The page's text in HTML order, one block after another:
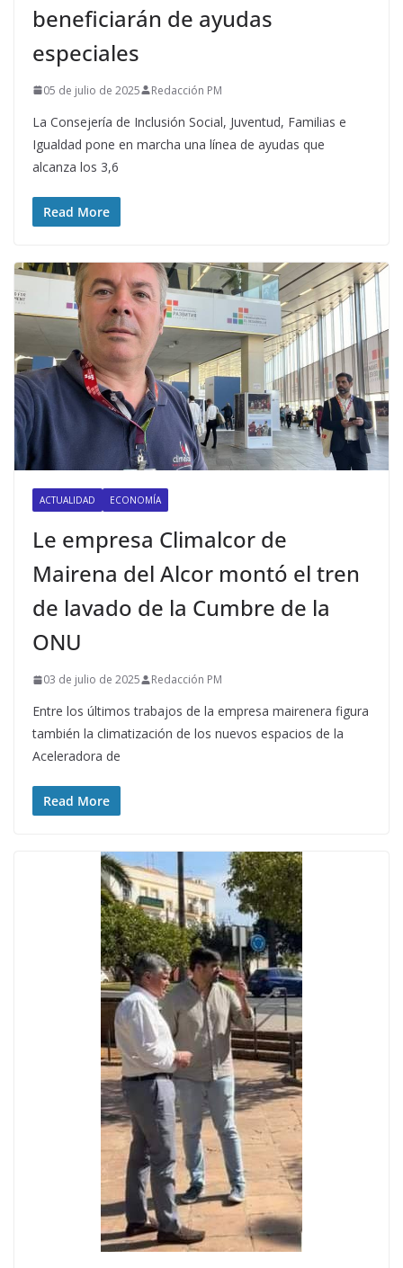
beneficiarán de ayudas
especiales
05 de julio de 2025 Redacción PM
La Consejería de Inclusión Social, Juventud, Familias e
Igualdad pone en marcha una línea de ayudas que
alcanza los 3,6
Read More
ACTUALIDAD ECONOMÍA
Le empresa Climalcor de
Mairena del Alcor montó el tren
de lavado de la Cumbre de la
ONU
03 de julio de 2025 Redacción PM
Entre los últimos trabajos de la empresa mairenera figura
también la climatización de los nuevos espacios de la
Aceleradora de
Read More